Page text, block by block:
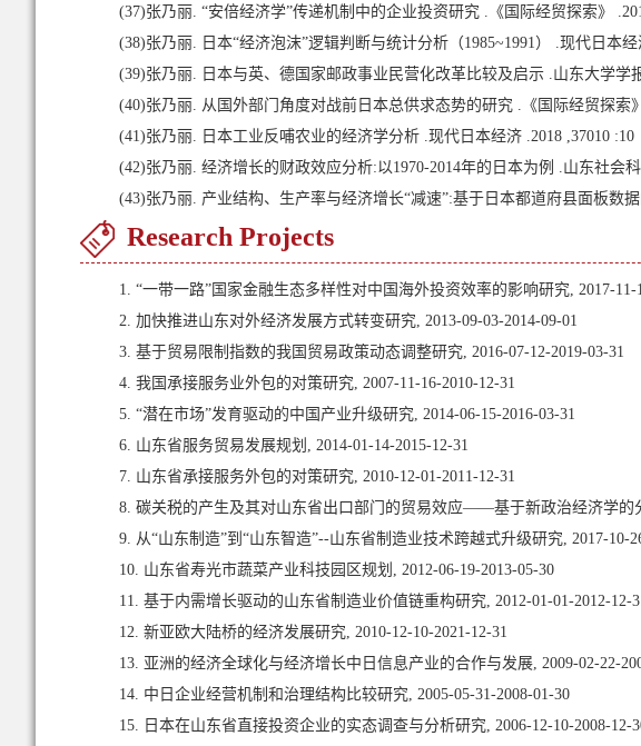
(37)张乃丽. “安倍经济学”传递机制中的企业投资研究 .《国际经贸探索》
(38)张乃丽. 日本“经济泡沫”逻辑判断与统计分析（1985~1991） .现代日本经
(39)张乃丽. 日本与英、德国家邮政事业民营化改革比较及启示 .山东大学学
(40)张乃丽. 从国外部门角度对战前日本总供求态势的研究 .《国际经贸探索
(41)张乃丽. 日本工业反哺农业的经济学分析 .现代日本经济 .2018 ,37010 :10
(42)张乃丽. 经济增长的财政效应分析:以1970-2014年的日本为例 .山东社会科
(43)张乃丽. 产业结构、生产率与经济增长“减速”:基于日本都道府县面板数
Research Projects
1. “一带一路”国家金融生态多样性对中国海外投资效率的影响研究, 2017-11-
2. 加快推进山东对外经济发展方式转变研究, 2013-09-03-2014-09-01
3. 基于贸易限制指数的我国贸易政策动态调整研究, 2016-07-12-2019-03-31
4. 我国承接服务业外包的对策研究, 2007-11-16-2010-12-31
5. “潜在市场”发育驱动的中国产业升级研究, 2014-06-15-2016-03-31
6. 山东省服务贸易发展规划, 2014-01-14-2015-12-31
7. 山东省承接服务外包的对策研究, 2010-12-01-2011-12-31
8. 碳关税的产生及其对山东省出口部门的贸易效应——基于新政治经济学的
9. 从“山东制造”到“山东智造”--山东省制造业技术跨越式升级研究, 2017-10-
10. 山东省寿光市蔬菜产业科技园区规划, 2012-06-19-2013-05-30
11. 基于内需增长驱动的山东省制造业价值链重构研究, 2012-01-01-2012-12-
12. 新亚欧大陆桥的经济发展研究, 2010-12-10-2021-12-31
13. 亚洲的经济全球化与经济增长中日信息产业的合作与发展, 2009-02-22-
14. 中日企业经营机制和治理结构比较研究, 2005-05-31-2008-01-30
15. 日本在山东省直接投资企业的实态调查与分析研究, 2006-12-10-2008-12-